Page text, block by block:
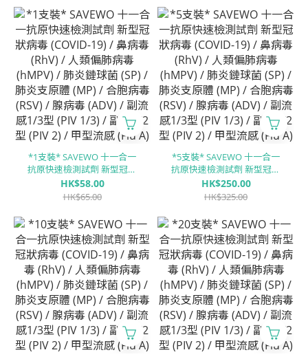
*1支裝* SAVEWO 十一合一
抗原快速檢測試劑 新型冠狀
病毒 (COVID-19) / 鼻病毒
(RhV) / 人類偏肺病毒 (hMPV)
體 (MP) / 合胞病毒 (RSV) / 腺
病毒 (ADV) / 副流感1/3型
(PIV 1/3) / 副流感2型 (PIV 2) /
甲型流感 (Flu A) / ⼄型流感
(Flu B)
HK$58.00
HK$65.00
*5支裝* SAVEWO 十一合一
抗原快速檢測試劑 新型冠狀
病毒 (COVID-19) / 鼻病毒
(RhV) / 人類偏肺病毒 (hMPV)
體 (MP) / 合胞病毒 (RSV) / 腺
病毒 (ADV) / 副流感1/3型
(PIV 1/3) / 副流感2型 (PIV 2) /
甲型流感 (Flu A) / ⼄型流感
(Flu B)
HK$250.00
HK$325.00